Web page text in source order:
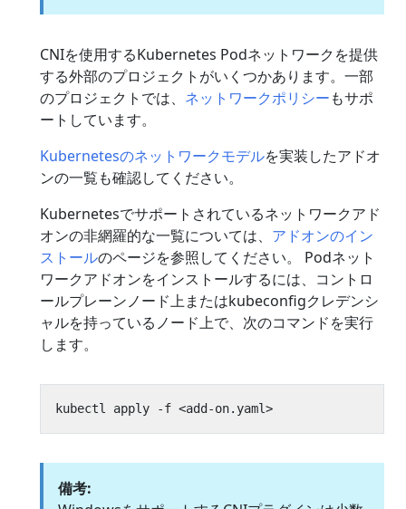
CNIを使用するKubernetes Podネットワークを提供
する外部のプロジェクトがいくつかあります。一部
のプロジェクトでは、 ネットワークポリシーもサポ
ートしています。
Kubernetesのネットワークモデルを実装したアドオ
ンの一覧も確認してください。
Kubernetesでサポートされているネットワークアド
オンの非網羅的な一覧については、 アドオンのイン
ストールのページを参照してください。 Podネット
ワークアドオンをインストールするには、コントロ
ールプレーンノード上またはkubeconfigクレデンシ
ャルを持っているノード上で、次のコマンドを実行
します。
備考: